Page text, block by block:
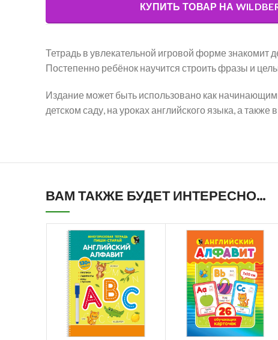
КУПИТЬ ТОВАР НА
Тетрадь в увлекательной игровой форме знакомит
Постепенно ребёнок научится строить фразы и
Издание может быть использовано как
детском саду, на уроках английского языка, а также
ВАМ ТАКЖЕ БУДЕТ ИНТЕРЕСНО…